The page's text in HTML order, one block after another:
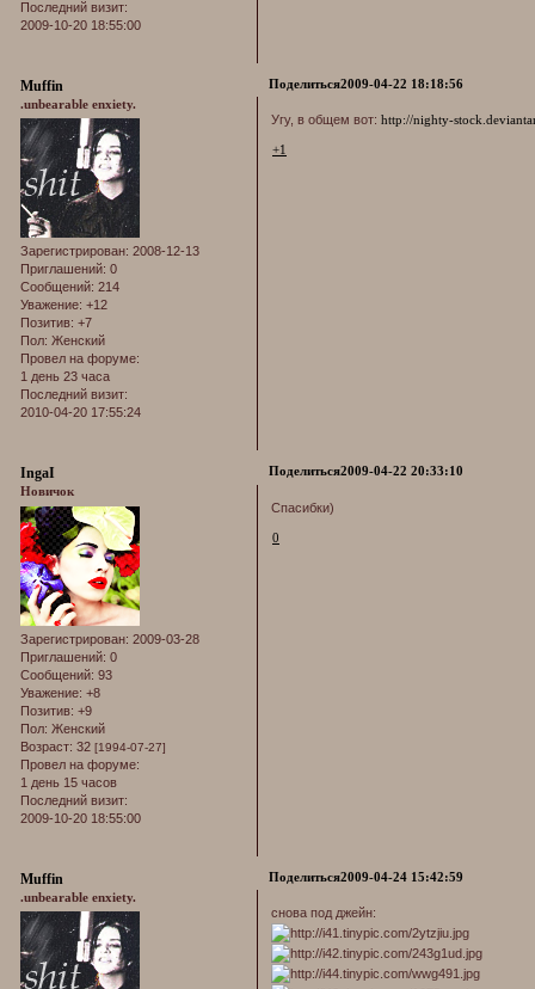
Последний визит:
2009-10-20 18:55:00
Поделиться2009-04-22 18:18:56
Muffin
.unbearable enxiety.
Зарегистрирован: 2008-12-13
Приглашений: 0
Сообщений: 214
Уважение: +12
Позитив: +7
Пол: Женский
Провел на форуме:
1 день 23 часа
Последний визит:
2010-04-20 17:55:24
Угу, в общем вот: http://nighty-
+1
Поделиться2009-04-22 20:33:10
IngaI
Новичок
Зарегистрирован: 2009-03-28
Приглашений: 0
Сообщений: 93
Уважение: +8
Позитив: +9
Пол: Женский
Возраст: 32 [1994-07-27]
Провел на форуме:
1 день 15 часов
Последний визит:
2009-10-20 18:55:00
Спасибки)
0
Поделиться2009-04-24 15:42:59
Muffin
.unbearable enxiety.
снова под джейн: